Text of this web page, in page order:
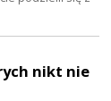
nikt nie